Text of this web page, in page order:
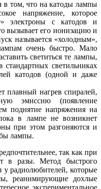
в том, что на катоды лампы
напряжение, которое
электроны с катодов и
вызывает его ионизацию и
называется «холодным»,
очень быстро. Мало
светиться те лампы,
светильниках
катодов (одной и даже
плавный нагрев спиралей,
эмиссию (появление
поднятие напряжения на
в лампе не возникнет
при этом разгоняются и
лампы.
так как при
в разы. Метод быстрого
у радиолюбителей, которые
реанимирующие дохлые